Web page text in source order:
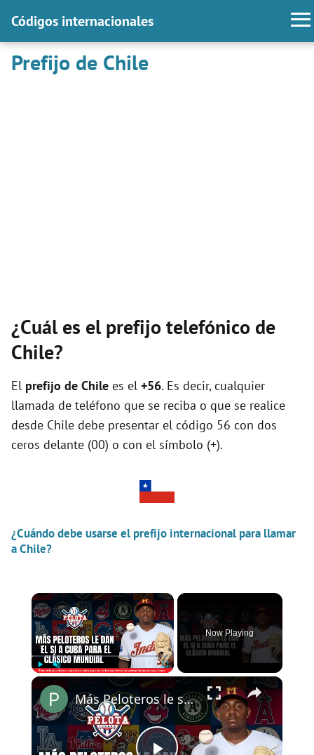
Códigos internacionales
Prefijo de Chile
¿Cuál es el prefijo telefónico de
Chile?
El prefijo de Chile es el +56. Es decir, cualquier
llamada de teléfono que se reciba o que se realice
desde Chile debe presentar el código 56 con dos
ceros delante (00) o con el símbolo (+).
¿Cuándo debe usarse el prefijo internacional para llamar
a Chile?
×
Play
Now Playing
×
Más Peloteros le siguen dando el ¨sí¨ a Cuba para el Clásico Mundial